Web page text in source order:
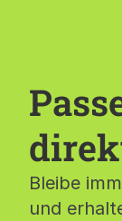
Bleibe
und